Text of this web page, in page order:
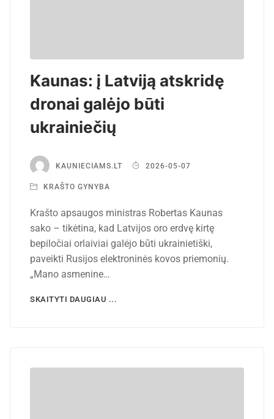
Kaunas: į Latviją atskridę
dronai galėjo būti
ukrainiečių
KAUNIECIAMS.LT 2026-05-07
KRAŠTO GYNYBA
Krašto apsaugos ministras Robertas Kaunas
sako – tikėtina, kad Latvijos oro erdvę kirtę
bepiločiai orlaiviai galėjo būti ukrainietiški,
paveikti Rusijos elektroninės kovos priemonių.
„Mano asmenine…
SKAITYTI DAUGIAU ...